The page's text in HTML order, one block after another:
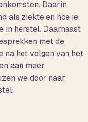
Daarin
als ziekte en hoe je
in herstel. Daarnaast
met de
na het volgen van het
aan meer
we door naar